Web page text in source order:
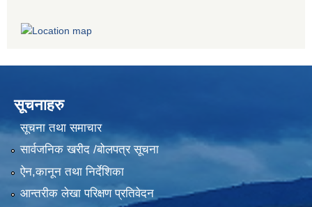
सूचनाहरु
सूचना तथा समाचार
सार्वजनिक खरीद /बोलपत्र सूचना
ऐन,कानून तथा निर्देशिका
आन्तरीक लेखा परिक्षण प्रतिवेदन